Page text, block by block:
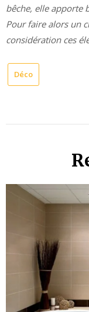
bêche, elle apporte
Pour faire alors un
considération ces
Déco